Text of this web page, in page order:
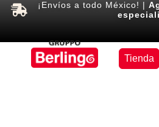
¡Envíos a todo México! |
Tienda